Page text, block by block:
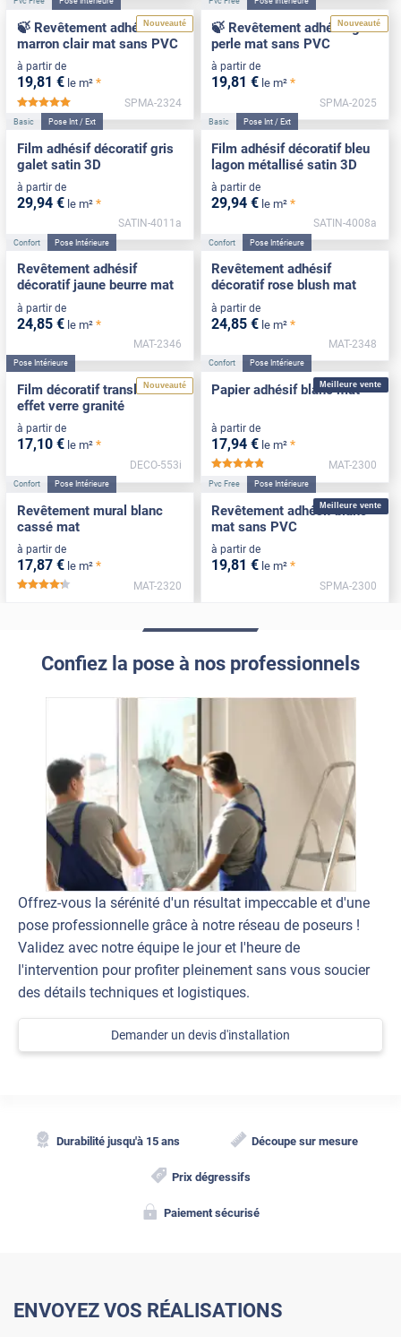
Nouveauté
🍃 Revêtement adhésif
marron clair mat sans PVC
à partir de
19,81 € le m² *
*****
SPMA-2324
Nouveauté
🍃 Revêtement adhésif gris
perle mat sans PVC
à partir de
19,81 € le m² *
SPMA-2025
Basic Pose Int / Ext
Film adhésif décoratif gris
galet satin 3D
à partir de
29,94 € le m² *
SATIN-4011a
Basic Pose Int / Ext
Film adhésif décoratif bleu
lagon métallisé satin 3D
à partir de
29,94 € le m² *
SATIN-4008a
Confort Pose Intérieure
Revêtement adhésif
décoratif jaune beurre mat
à partir de
24,85 € le m² *
MAT-2346
Confort Pose Intérieure
Revêtement adhésif
décoratif rose blush mat
à partir de
24,85 € le m² *
MAT-2348
Nouveauté
Pose Intérieure
Film décoratif translucide
effet verre granité
à partir de
17,10 € le m² *
DECO-553i
Meilleure vente
Confort Pose Intérieure
Papier adhésif blanc mat
à partir de
17,94 € le m² *
*****
MAT-2300
Confort Pose Intérieure
Revêtement mural blanc
cassé mat
à partir de
17,87 € le m² *
*****
MAT-2320
Meilleure vente
Pvc Free Pose Intérieure
Revêtement adhésif blanc
mat sans PVC
à partir de
19,81 € le m² *
SPMA-2300
Confiez la pose à nos professionnels
Offrez-vous la sérénité d'un résultat impeccable et d'une
pose professionnelle grâce à notre réseau de poseurs !
Validez avec notre équipe le jour et l'heure de
l'intervention pour profiter pleinement sans vous soucier
des détails techniques et logistiques.
Demander un devis d'installation
Durabilité jusqu'à 15 ans Découpe sur mesure
Prix dégressifs
Paiement sécurisé
ENVOYEZ VOS RÉALISATIONS